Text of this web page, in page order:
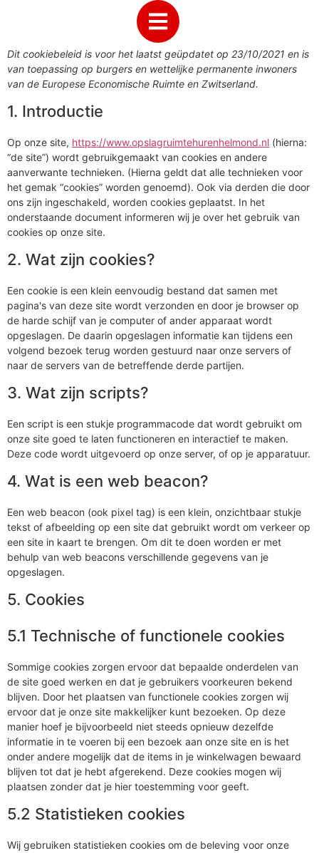
Dit cookiebeleid is voor het laatst geüpdatet op 23/10/2021 en is
van toepassing op burgers en wettelijke permanente inwoners
van de Europese Economische Ruimte en Zwitserland.
1. Introductie
Op onze site, https://www.opslagruimtehurenhelmond.nl (hierna:
“de site”) wordt gebruikgemaakt van cookies en andere
aanverwante technieken. (Hierna geldt dat alle technieken voor
het gemak “cookies” worden genoemd). Ook via derden die door
ons zijn ingeschakeld, worden cookies geplaatst. In het
onderstaande document informeren wij je over het gebruik van
cookies op onze site.
2. Wat zijn cookies?
Een cookie is een klein eenvoudig bestand dat samen met
pagina's van deze site wordt verzonden en door je browser op
de harde schijf van je computer of ander apparaat wordt
opgeslagen. De daarin opgeslagen informatie kan tijdens een
volgend bezoek terug worden gestuurd naar onze servers of
naar de servers van de betreffende derde partijen.
3. Wat zijn scripts?
Een script is een stukje programmacode dat wordt gebruikt om
onze site goed te laten functioneren en interactief te maken.
Deze code wordt uitgevoerd op onze server, of op je apparatuur.
4. Wat is een web beacon?
Een web beacon (ook pixel tag) is een klein, onzichtbaar stukje
tekst of afbeelding op een site dat gebruikt wordt om verkeer op
een site in kaart te brengen. Om dit te doen worden er met
behulp van web beacons verschillende gegevens van je
opgeslagen.
5. Cookies
5.1 Technische of functionele cookies
Sommige cookies zorgen ervoor dat bepaalde onderdelen van
de site goed werken en dat je gebruikers voorkeuren bekend
blijven. Door het plaatsen van functionele cookies zorgen wij
ervoor dat je onze site makkelijker kunt bezoeken. Op deze
manier hoef je bijvoorbeeld niet steeds opnieuw dezelfde
informatie in te voeren bij een bezoek aan onze site en is het
onder andere mogelijk dat de items in je winkelwagen bewaard
blijven tot dat je hebt afgerekend. Deze cookies mogen wij
plaatsen zonder dat je hier toestemming voor geeft.
5.2 Statistieken cookies
Wij gebruiken statistieken cookies om de beleving voor onze